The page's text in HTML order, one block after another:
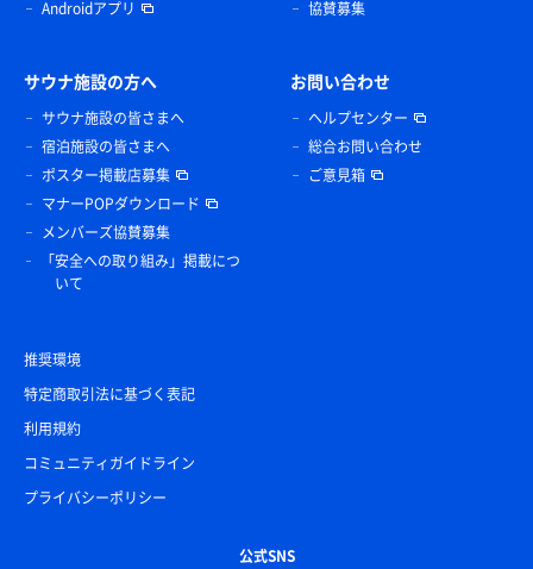
Androidアプリ
協賛募集
サウナ施設の方へ
サウナ施設の皆さまへ
宿泊施設の皆さまへ
ポスター掲載店募集
マナーPOPダウンロード
メンバーズ協賛募集
「安全への取り組み」掲載につ
いて
お問い合わせ
ヘルプセンター
総合お問い合わせ
ご意見箱
推奨環境
特定商取引法に基づく表記
利用規約
コミュニティガイドライン
プライバシーポリシー
公式SNS